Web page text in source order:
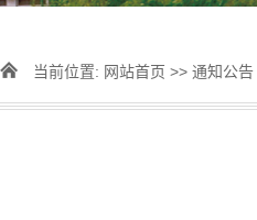
当前位置: 网站首页 >> 通知公告